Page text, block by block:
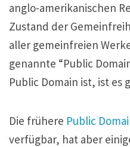
anglo-amerikanischen
Zustand der
aller gemeinfreien
genannte “Public
Public Domain ist, ist es
Die frühere Public
verfügbar, hat aber